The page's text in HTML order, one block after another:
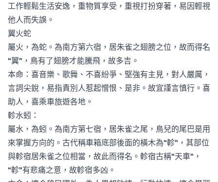
工作輕鬆生活安逸，重物質享受，重視打扮穿著，易因輕視
他人而失誤。
翼火蛇
屬火，為蛇。為南方第六宿，居朱雀之翅膀之位，故而得名
“翼”，鳥有了翅膀才能騰飛，故多吉。
本命：喜音樂、歌舞、不喜紛爭、堅強有主見，對人嚴厲，
言詞尖銳，易指責別人惹起憎恨、是非。故宜謹言慎行。喜
助人，喜乘車旅遊各地。
軫水蚓：
屬水，為蚓。為南方第七宿，居朱雀之尾，鳥兒的尾巴是用
來掌握方向的。古代稱車箱底部後面的橫木為“軫”，其部位
與軫宿居朱雀之位相當，故此而得名。軫宿古稱“天車”，
“軫”有悲痛之意，故軫宿多凶。